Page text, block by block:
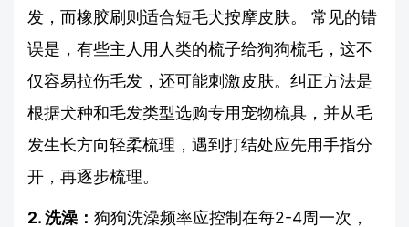
发，而橡胶刷则适合短毛犬按摩皮肤。 常见的错
误是，有些主人用人类的梳子给狗狗梳毛，这不
仅容易拉伤毛发，还可能刺激皮肤。纠正方法是
根据犬种和毛发类型选购专用宠物梳具，并从毛
发生长方向轻柔梳理，遇到打结处应先用手指分
开，再逐步梳理。
2. 洗澡： 狗狗洗澡频率应控制在每2-4周一次，